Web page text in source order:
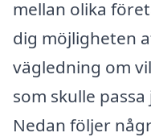
mellan olika
dig möjligheten
vägledning om
som skulle
Nedan följer